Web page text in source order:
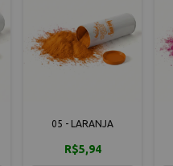
05 - LARANJA
R$5,94